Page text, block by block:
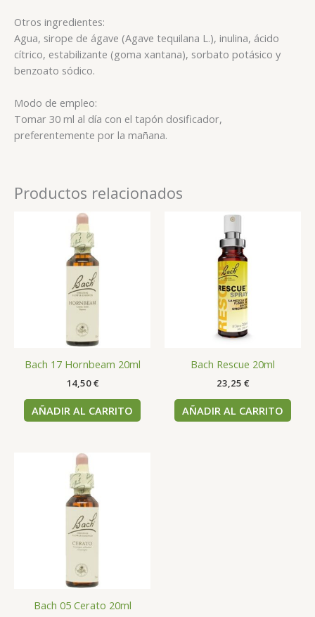
Otros ingredientes:
Agua, sirope de ágave (Agave tequilana L.), inulina, ácido
cítrico, estabilizante (goma xantana), sorbato potásico y
benzoato sódico.
Modo de empleo:
Tomar 30 ml al día con el tapón dosificador,
preferentemente por la mañana.
Productos relacionados
Bach 17 Hornbeam 20ml
14,50€
AÑADIR AL CARRITO
Bach Rescue 20ml
23,25 €
AÑADIR AL CARRITO
Bach 05 Cerato 20ml